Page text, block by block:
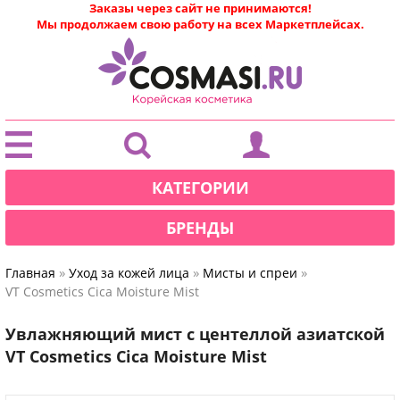
|
Заказы через сайт не принимаются!
Мы продолжаем свою работу на всех Маркетплейсах.
КАТЕГОРИИ
БРЕНДЫ
Главная » Уход за кожей лица » Мисты и спреи »
VT Cosmetics Cica Moisture Mist
Увлажняющий мист с центеллой азиатской
VT Cosmetics Cica Moisture Mist